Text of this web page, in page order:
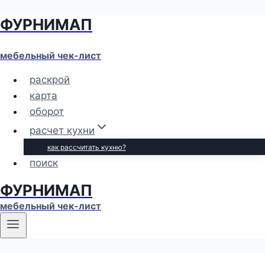
Перейти
содержимому
ФУРНИМАП
мебельный чек-лист
раскрой
карта
оборот
расчет кухни
как рассчитать кухню?
поиск
ФУРНИМАП
мебельный чек-лист